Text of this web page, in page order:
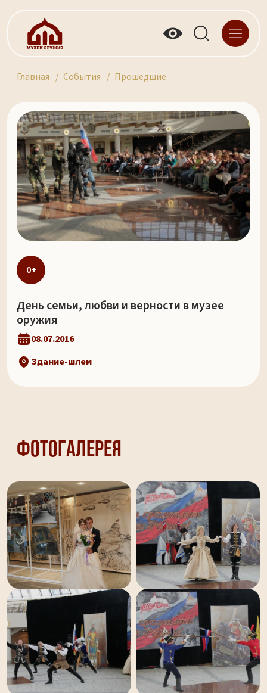
Главная События Прошедшие
0+
День семьи, любви и верности в музее
оружия
08.07.2016
Здание-шлем
Фотогалерея